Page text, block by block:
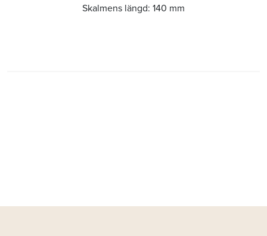
Skalmens längd: 140 mm